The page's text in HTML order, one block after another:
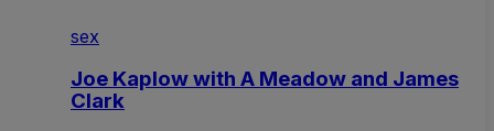
sex
Joe Kaplow with A Meadow and James
Clark